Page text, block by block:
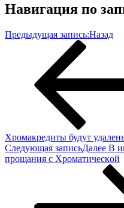
Навигация по
Предыдущая запись:Назад
Хрoмaкрeдиты будут
Следующая записьДалее В
пpoщaния с Хpoмaтичeскoй